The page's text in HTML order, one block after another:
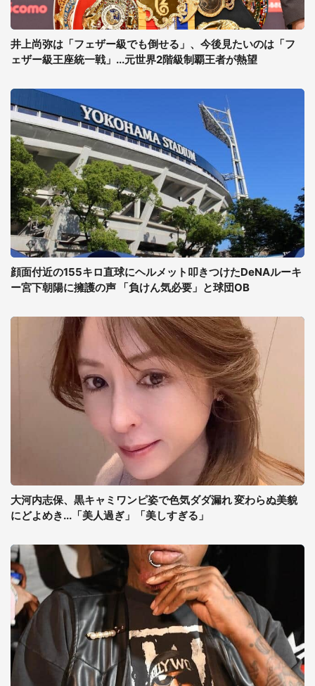
井上尚弥は「フェザー級でも倒せる」、今後見たいのは「フ
ェザー級王座統一戦」...元世界2階級制覇王者が熱望
顔面付近の155キロ直球にヘルメット叩きつけたDeNAルーキ
ー宮下朝陽に擁護の声 「負けん気必要」と球団OB
大河内志保、黒キャミワンピ姿で色気ダダ漏れ 変わらぬ美貌
にどよめき...「美人過ぎ」「美しすぎる」